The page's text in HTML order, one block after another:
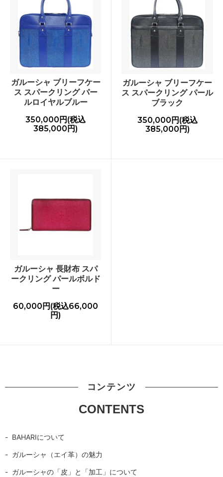
ガルーシャ ブリーフケー
ス スパークリング パー
ルロイヤルブルー
350,000円(税込
385,000円)
ガルーシャ ブリーフケー
ス スパークリング パール
ブラック
350,000円(税込
385,000円)
ガルーシャ 長財布 スパ
ークリング パールボルド
ー
60,000円(税込66,000
円)